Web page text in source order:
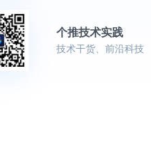
个推技术实践
技术干货、前沿科技